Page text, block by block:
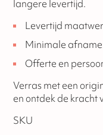
langere levertijd.
Levertijd
Minimale
Offerte en
Verras met een
en ontdek de kracht
SKU